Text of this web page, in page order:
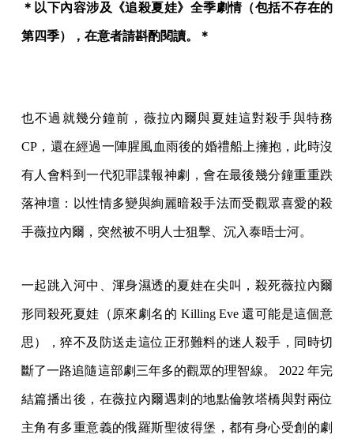
＊以下內容涉及《追殺夏娃》全季劇情（包括不存在的
第四季），在意者請斟酌閱讀。＊
也不過就幾分鐘前，薇拉內爾與夏娃這對殺手與特務
CP，還在經過一陣腥風血雨後的婚禮船上擁抱，此時沒
有人會料到一代犯罪諜報神劇，會在最後幾分鐘重重跌
落神壇：以性情多變與絢麗暗殺手法而受觀眾喜愛的殺
手薇拉內爾，突然被不明人士狙擊、沉入泰晤士河。
一起跳入河中、渾身濕透的夏娃在尖叫，殺死薇拉內爾
形同殺死夏娃（原來劇名的 Killing Eve 還可能是這個意
思），猝不及防送走這位正邪難料的迷人殺手，同時切
斷了一路追隨這部劇三年多的觀眾的理智線。 2022 年完
結篇播出後，在薇拉內爾遇刺的地點倫敦塔橋與對兩位
主角有多重意義的俄羅斯聖彼得堡，都有身心受創的劇